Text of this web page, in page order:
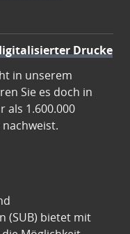
Drucke
in unserem
Sie es doch in
als 1.600.000
(SUB) bietet mit